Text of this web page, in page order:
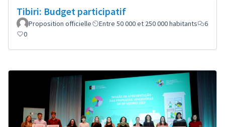
Tibiri: Budget participatif
Proposition officielle Entre 50 000 et 250 000 habitants
6
0